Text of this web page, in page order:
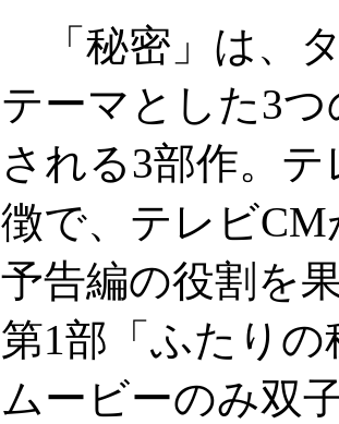
「秘密」は、
テーマとした3
される3部作。
徴で、テレビ
予告編の役割を
第1部「ふたり
ムービーのみ双